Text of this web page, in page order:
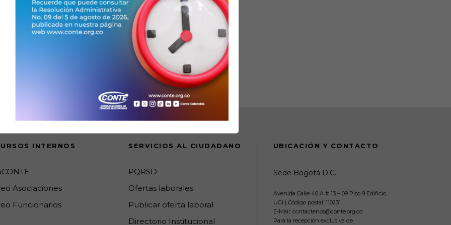
juntos:
INTERNOS
Asociaciones
Funcionarios
SERVICIOS AL CIUDADANO
PQRSD
Ofertas laborales
Publicar oferta laboral
Directorio Institucional
UBICACIÓN Y CONTACTO
Sede Bogotá D.C.
Avenida Calle 40 A # 13 – 09 Piso 9 Edificio
UGI | Código postal: 110231
E-Mail: contactenos@conte.org.co
Para la recepción exclusiva de